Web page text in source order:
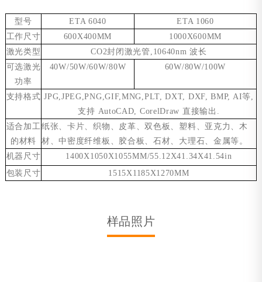
型号 ETA 6040
ETA 1060
工作尺寸
600X400MM
1000X600MM
激光类型
CO2封闭激光管 ,10640nm波长
可选激光
功率
40W/50W/60W/80W 60W/80W/100W
支持格式 JPG,JPEG,PNG,GIF,MNG,PLT, DXT, DXF, BMP, AI等
支持 AutoCAD, CorelDraw 直接输出
适合加工
的材料
纸张、卡片、织物、皮革、双色板、塑料、亚克力、木
材、中密度纤维板、胶合板、石材、大理石、金属等。
机器尺寸
1400X1050X1055MM/55.12X41.34X41.54in
包装尺寸
1515X1185X1270MM
样品照片